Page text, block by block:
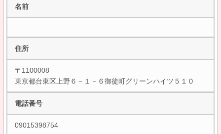
名前
住所
〒1100008
東京都台東区上野６－１－６御徒町グリーンハイツ５１０
電話番号
09015398754